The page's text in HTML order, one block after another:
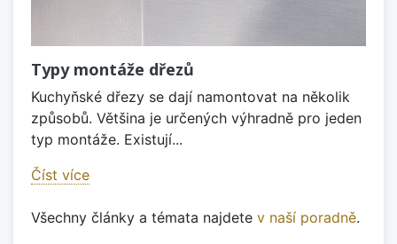
Typy montáže dřezů
Kuchyňské dřezy se dají namontovat na několik
způsobů. Většina je určených výhradně pro jeden
typ montáže. Existují...
Číst více
Všechny články a témata najdete v naší poradně.